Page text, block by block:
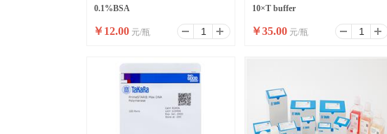
0.1%BSA
￥12.00 元/瓶
10×T buffer
￥35.00 元/瓶